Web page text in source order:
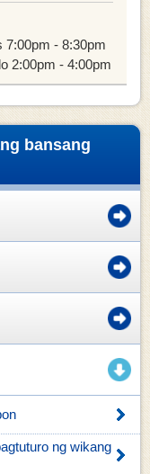
7:00pm - 8:30pm
2:00pm - 4:00pm
bansang
ng wikang